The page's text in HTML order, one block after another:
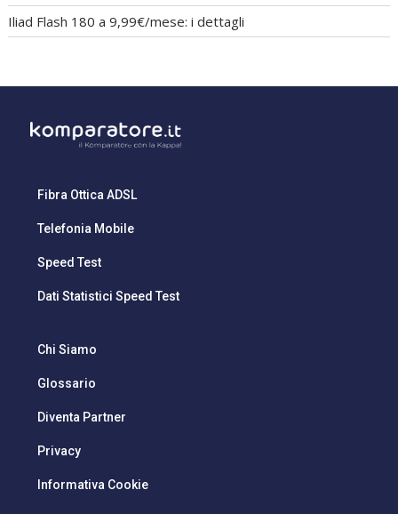
Iliad Flash 180 a 9,99€/mese: i dettagli
Fibra Ottica ADSL
Telefonia Mobile
Speed Test
Dati Statistici Speed Test
Chi Siamo
Glossario
Diventa Partner
Privacy
Informativa Cookie